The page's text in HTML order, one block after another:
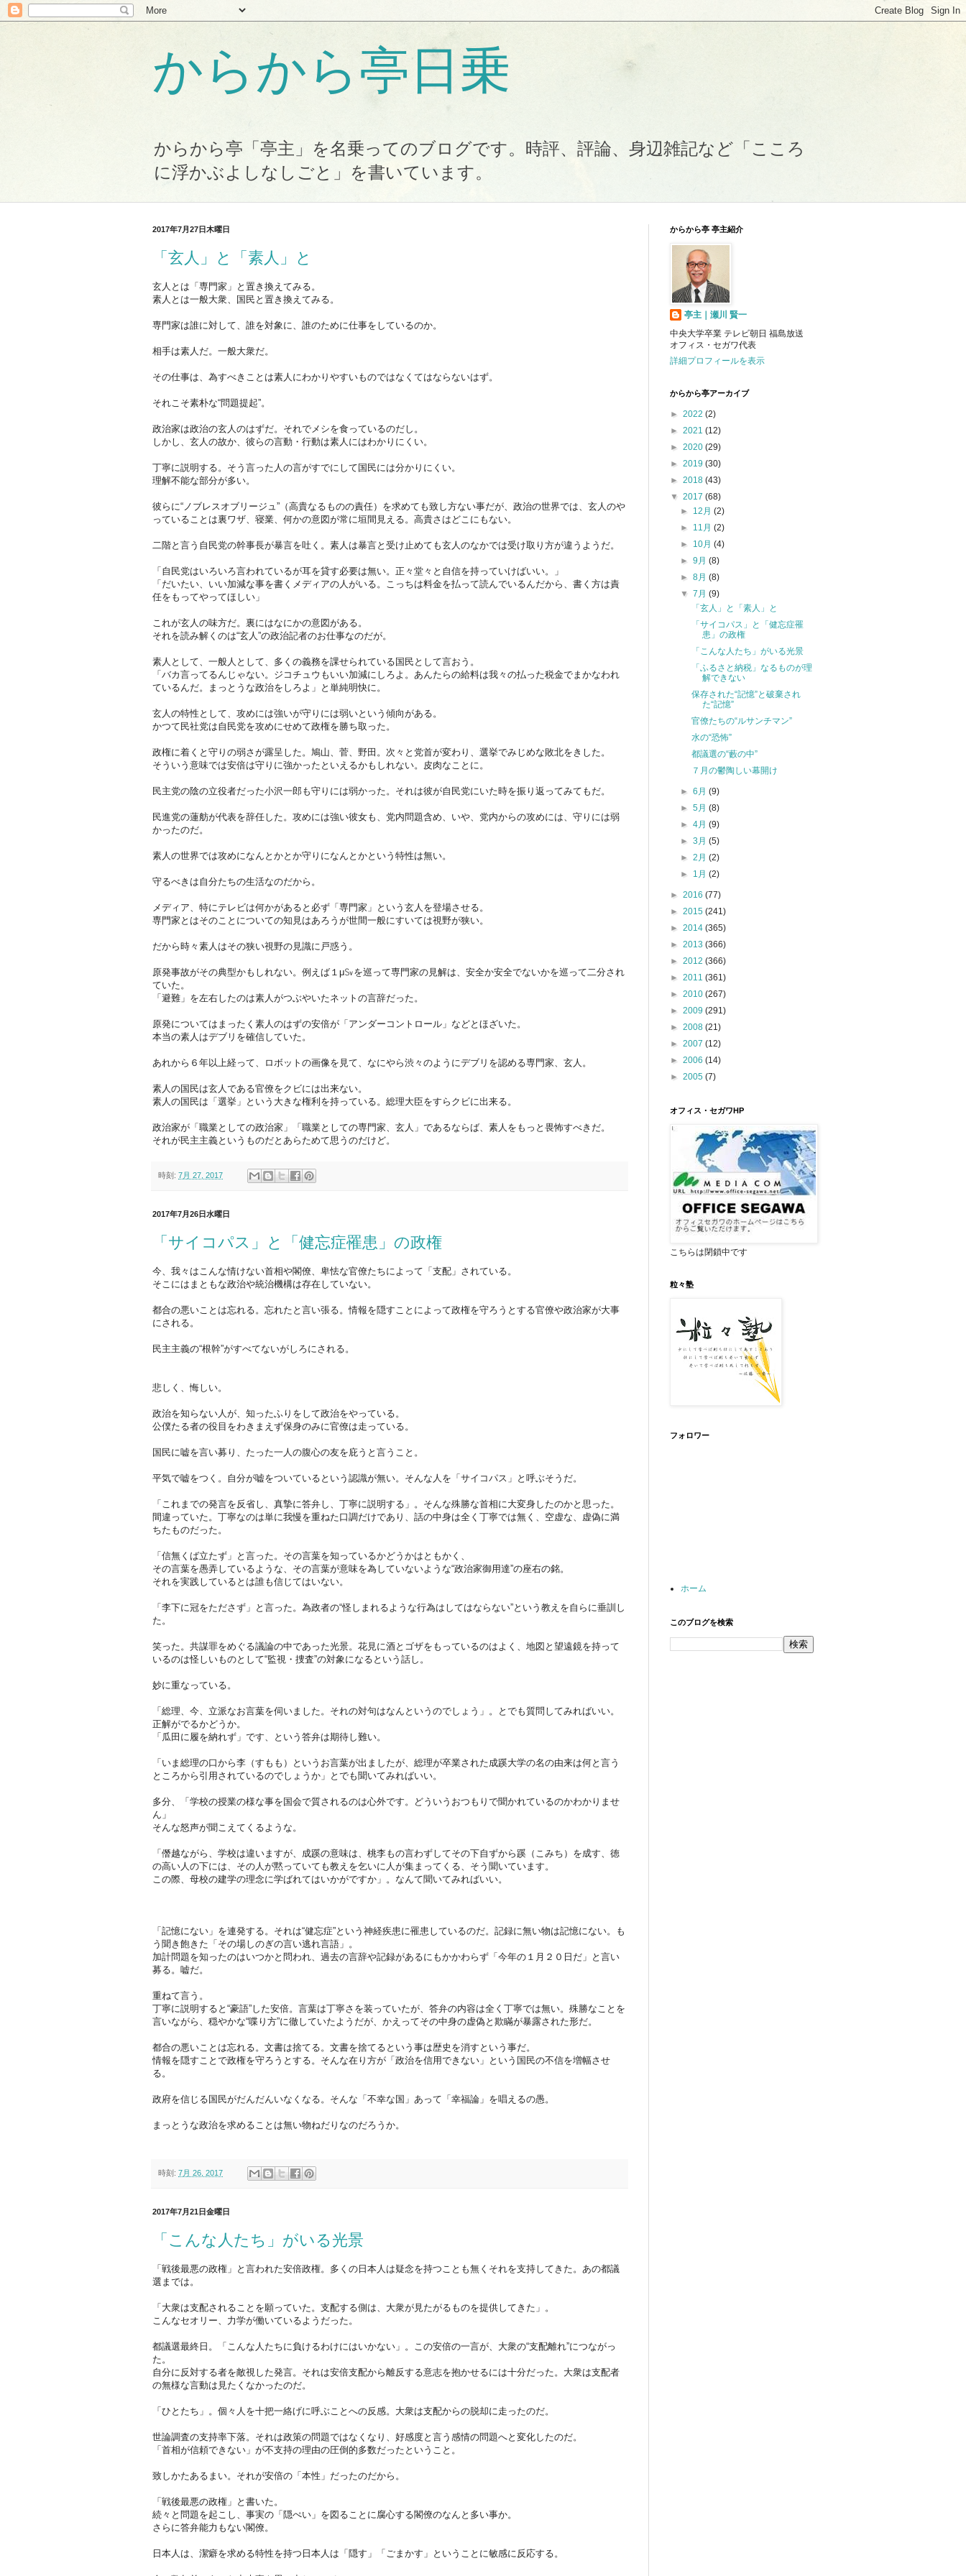
からから亭日乗
からから亭「亭主」を名乗ってのブログです。時評、評論、身辺雑記など「こころ
に浮かぶよしなしごと」を書いています。
2017年7月27日木曜日
「玄人」と「素人」と
玄人とは「専門家」と置き換えてみる。
素人とは一般大衆、国民と置き換えてみる。
専門家は誰に対して、誰を対象に、誰のために仕事をしているのか。
相手は素人だ。一般大衆だ。
その仕事は、為すべきことは素人にわかりやすいものではなくてはならないはず。
それこそ素朴な“問題提起”。
政治家は政治の玄人のはずだ。それでメシを食っているのだし。
しかし、玄人の故か、彼らの言動・行動は素人にはわかりにくい。
丁寧に説明する。そう言った人の言がすでにして国民には分かりにくい。
理解不能な部分が多い。
彼らに“ノブレスオブリージュ”（高貴なるものの責任）を求めても致し方ない事だが、政治の世界では、玄人のや
っていることは裏ワザ、寝業、何かの意図が常に垣間見える。高貴さはどこにもない。
二階と言う自民党の幹事長が暴言を吐く。素人は暴言と受け止めても玄人のなかでは受け取り方が違うようだ。
「自民党はいろいろ言われているが耳を貸す必要は無い。正々堂々と自信を持っていけばいい。」
「だいたい、いい加減な事を書くメディアの人がいる。こっちは料金を払って読んでいるんだから、書く方は責
任をもってやってほしい」
これが玄人の味方だ。裏にはなにかの意図がある。
それを読み解くのは“玄人”の政治記者のお仕事なのだが。
素人として、一般人として、多くの義務を課せられている国民として言おう。
「バカ言ってるんじゃない。ジコチュウもいい加減にしろよ。あんたらの給料は我々の払った税金でまかなわれ
ているんだ。まっとうな政治をしろよ」と単純明快に。
玄人の特性として、攻めには強いが守りには弱いという傾向がある。
かつて民社党は自民党を攻めにせめて政権を勝ち取った。
政権に着くと守りの弱さが露呈した。鳩山、菅、野田。次々と党首が変わり、選挙でみじめな敗北をきした。
そういう意味では安倍は守りに強かったといえるかもしれない。皮肉なことに。
民主党の陰の立役者だった小沢一郎も守りには弱かった。それは彼が自民党にいた時を振り返ってみてもだ。
民進党の蓮舫が代表を辞任した。攻めには強い彼女も、党内問題含め、いや、党内からの攻めには、守りには弱
かったのだ。
素人の世界では攻めになんとかとか守りになんとかという特性は無い。
守るべきは自分たちの生活なのだから。
メディア、特にテレビは何かがあると必ず「専門家」という玄人を登場させる。
専門家とはそのことについての知見はあろうが世間一般にすいては視野が狭い。
だから時々素人はその狭い視野の見識に戸惑う。
原発事故がその典型かもしれない。例えば１μ㏜を巡って専門家の見解は、安全か安全でないかを巡って二分され
ていた。
「避難」を左右したのは素人がつぶやいたネットの言辞だった。
原発についてはまったく素人のはずの安倍が「アンダーコントロール」などとほざいた。
本当の素人はデブリを確信していた。
あれから６年以上経って、ロボットの画像を見て、なにやら渋々のようにデブリを認める専門家、玄人。
素人の国民は玄人である官僚をクビには出来ない。
素人の国民は「選挙」という大きな権利を持っている。総理大臣をすらクビに出来る。
政治家が「職業としての政治家」「職業としての専門家、玄人」であるならば、素人をもっと畏怖すべきだ。
それが民主主義というものだとあらためて思うのだけど。
時刻: 7月 27, 2017
2017年7月26日水曜日
「サイコパス」と「健忘症罹患」の政権
今、我々はこんな情けない首相や閣僚、卑怯な官僚たちによって「支配」されている。
そこにはまともな政治や統治機構は存在していない。
都合の悪いことは忘れる。忘れたと言い張る。情報を隠すことによって政権を守ろうとする官僚や政治家が大事
にされる。
民主主義の“根幹”がすべてないがしろにされる。
悲しく、悔しい。
政治を知らない人が、知ったふりをして政治をやっている。
公僕たる者の役目をわきまえず保身のみに官僚は走っている。
国民に嘘を言い募り、たった一人の腹心の友を庇うと言うこと。
平気で嘘をつく。自分が嘘をついているという認識が無い。そんな人を「サイコパス」と呼ぶそうだ。
「これまでの発言を反省し、真摯に答弁し、丁寧に説明する」。そんな殊勝な首相に大変身したのかと思った。
間違っていた。丁寧なのは単に我慢を重ねた口調だけであり、話の中身は全く丁寧では無く、空虚な、虚偽に満
ちたものだった。
「信無くば立たず」と言った。その言葉を知っているかどうかはともかく、
その言葉を愚弄しているような、その言葉が意味を為していないような“政治家御用達”の座右の銘。
それを実践しているとは誰も信じてはいない。
「李下に冠をたださず」と言った。為政者の“怪しまれるような行為はしてはならない”という教えを自らに垂訓し
た。
笑った。共謀罪をめぐる議論の中であった光景。花見に酒とゴザをもっているのはよく、地図と望遠鏡を持って
いるのは怪しいものとして“監視・捜査”の対象になるという話し。
妙に重なっている。
「総理、今、立派なお言葉を伺いました。それの対句はなんというのでしょう」。とでも質問してみればいい。
正解がでるかどうか。
「瓜田に履を納れず」です、という答弁は期待し難い。
「いま総理の口から李（すもも）というお言葉が出ましたが、総理が卒業された成蹊大学の名の由来は何と言う
ところから引用されているのでしょうか」とでも聞いてみればいい。
多分、「学校の授業の様な事を国会で質されるのは心外です。どういうおつもりで聞かれているのかわかりませ
ん」
そんな怒声が聞こえてくるような。
「僭越ながら、学校は違いますが、成蹊の意味は、桃李もの言わずしてその下自ずから蹊（こみち）を成す、徳
の高い人の下には、その人が黙っていても教えを乞いに人が集まってくる、そう聞いています。
この際、母校の建学の理念に学ばれてはいかがですか」。なんて聞いてみればいい。
「記憶にない」を連発する。それは“健忘症”という神経疾患に罹患しているのだ。記録に無い物は記憶にない。も
う聞き飽きた「その場しのぎの言い逃れ言語」。
加計問題を知ったのはいつかと問われ、過去の言辞や記録があるにもかかわらず「今年の１月２０日だ」と言い
募る。嘘だ。
重ねて言う。
丁寧に説明すると“豪語”した安倍。言葉は丁寧さを装っていたが、答弁の内容は全く丁寧では無い。殊勝なことを
言いながら、穏やかな“喋り方”に徹していたようだが、かえってその中身の虚偽と欺瞞が暴露された形だ。
都合の悪いことは忘れる。文書は捨てる。文書を捨てるという事は歴史を消すという事だ。
情報を隠すことで政権を守ろうとする。そんな在り方が「政治を信用できない」という国民の不信を増幅させ
る。
政府を信じる国民がだんだんいなくなる。そんな「不幸な国」あって「幸福論」を唱えるの愚。
まっとうな政治を求めることは無い物ねだりなのだろうか。
時刻: 7月 26, 2017
2017年7月21日金曜日
「こんな人たち」がいる光景
「戦後最悪の政権」と言われた安倍政権。多くの日本人は疑念を持つことも無くそれを支持してきた。あの都議
選までは。
「大衆は支配されることを願っていた。支配する側は、大衆が見たがるものを提供してきた」。
こんなセオリー、力学が働いているようだった。
都議選最終日。「こんな人たちに負けるわけにはいかない」。この安倍の一言が、大衆の“支配離れ”につながっ
た。
自分に反対する者を敵視した発言。それは安倍支配から離反する意志を抱かせるには十分だった。大衆は支配者
の無様な言動は見たくなかったのだ。
「ひとたち」。個々人を十把一絡げに呼ぶことへの反感。大衆は支配からの脱却に走ったのだ。
世論調査の支持率下落。それは政策の問題ではなくなり、好感度と言う感情の問題へと変化したのだ。
「首相が信頼できない」が不支持の理由の圧倒的多数だったということ。
致しかたあるまい。それが安倍の「本性」だったのだから。
「戦後最悪の政権」と書いた。
続々と問題を起こし、事実の「隠ぺい」を図ることに腐心する閣僚のなんと多い事か。
さらに答弁能力もない閣僚。
日本人は、潔癖を求める特性を持つ日本人は「隠す」「ごまかす」ということに敏感に反応する。
からから亭 亭主紹介
亭主｜瀬川 賢一
中央大学卒業 テレビ朝日 福島放送
オフィス・セガワ代表
詳細プロフィールを表示
からから亭アーカイブ
► 2022 (2)
► 2021 (12)
► 2020 (29)
► 2019 (30)
► 2018 (43)
▼ 2017 (68)
► 12月(2)
► 11月(2)
► 10月(4)
►9月(8)
►8月(8)
▼7月(9)
「玄人」と「素人」と
「サイコパス」と「健忘症罹
患」の政権
「こんな人たち」がいる光景
「ふるさと納税」なるものが理
解できない
保存された“記憶”と破棄され
た“記憶”
官僚たちの“ルサンチマン”
水の“恐怖”
都議選の“藪の中”
７月の鬱陶しい幕開け
►6月(9)
►5月(8)
►4月(9)
►3月(5)
►2月(2)
► 1月(2)
► 2016 (77)
► 2015 (241)
► 2014 (365)
► 2013 (366)
► 2012 (366)
► 2011 (361)
► 2010 (267)
► 2009 (291)
► 2008 (21)
► 2007 (12)
► 2006 (14)
► 2005 (7)
オフィス・セガワHP
こちらは閉鎖中です
粒々塾
フォロワー
ホーム
このブログを検索